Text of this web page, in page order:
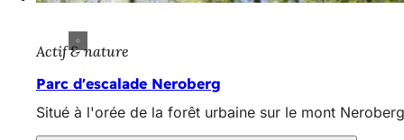
Actif & nature
Parc d'escalade Neroberg
Situé à l'orée de la forêt urbaine sur le mont